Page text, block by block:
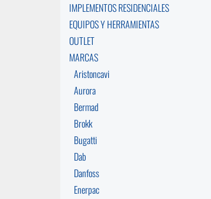
IMPLEMENTOS RESIDENCIALES
EQUIPOS Y HERRAMIENTAS
OUTLET
MARCAS
Aristoncavi
Aurora
Bermad
Brokk
Bugatti
Dab
Danfoss
Enerpac